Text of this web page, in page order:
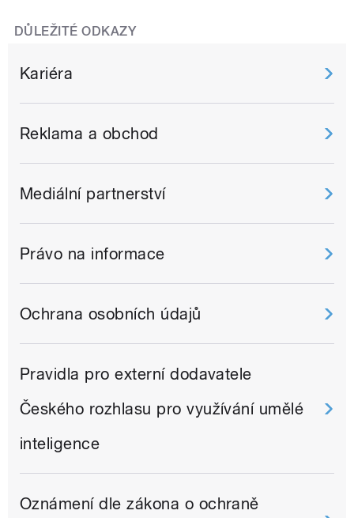
DŮLEŽITÉ ODKAZY
Kariéra
Reklama a obchod
Mediální partnerství
Právo na informace
Ochrana osobních údajů
Pravidla pro externí dodavatele
Českého rozhlasu pro využívání umělé
inteligence
Oznámení dle zákona o ochraně